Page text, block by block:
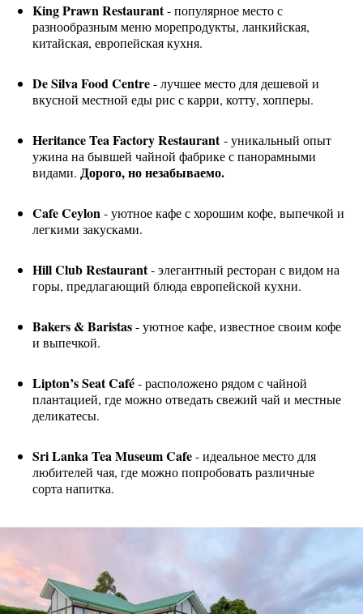
King Prawn Restaurant- популярное место с
разнообразным меню морепродукты, ланкийская,
китайская, европейская кухня.
De Silva Food Centre- лучшее место для дешевой и
вкусной местной еды рис с карри, котту, хопперы.
Heritance Tea Factory Restaurant- уникальный опыт
ужина на бывшей чайной фабрике с панорамными
видами. Дорого, но незабываемо.
Cafe Ceylon- уютное кафе с хорошим кофе, выпечкой и
легкими закусками.
Hill Club Restaurant- элегантный ресторан с видом на
горы, предлагающий блюда европейской кухни.
Bakers & Baristas- уютное кафе, известное своим кофе
и выпечкой.
Lipton’s Seat Café- расположено рядом с чайной
плантацией, где можно отведать свежий чай и местные
деликатесы.
Sri Lanka Tea Museum Cafe- идеальное место для
любителей чая, где можно попробовать различные
сорта напитка.